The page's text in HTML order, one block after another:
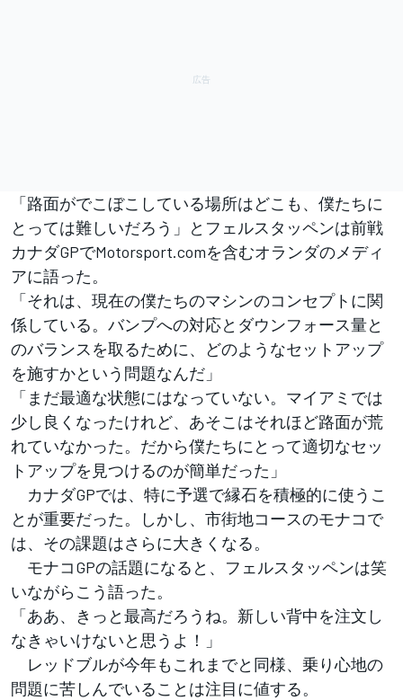
「路面がでこぼこしている場所はどこも、僕たちに
とっては難しいだろう」とフェルスタッペンは前戦
カナダGPでMotorsport.comを含むオランダのメディ
アに語った。
「それは、現在の僕たちのマシンのコンセプトに関
係している。バンプへの対応とダウンフォース量と
のバランスを取るために、どのようなセットアップ
を施すかという問題なんだ」
「まだ最適な状態にはなっていない。マイアミでは
少し良くなったけれど、あそこはそれほど路面が荒
れていなかった。だから僕たちにとって適切なセッ
トアップを見つけるのが簡単だった」
カナダGPでは、特に予選で縁石を積極的に使うこ
とが重要だった。しかし、市街地コースのモナコで
は、その課題はさらに大きくなる。
モナコGPの話題になると、フェルスタッペンは笑
いながらこう語った。
「ああ、きっと最高だろうね。新しい背中を注文し
なきゃいけないと思うよ！」
レッドブルが今年もこれまでと同様、乗り心地の
問題に苦しんでいることは注目に値する。